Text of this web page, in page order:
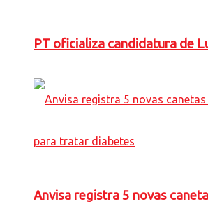
PT oficializa candidatura de
Anvisa registra 5 novas